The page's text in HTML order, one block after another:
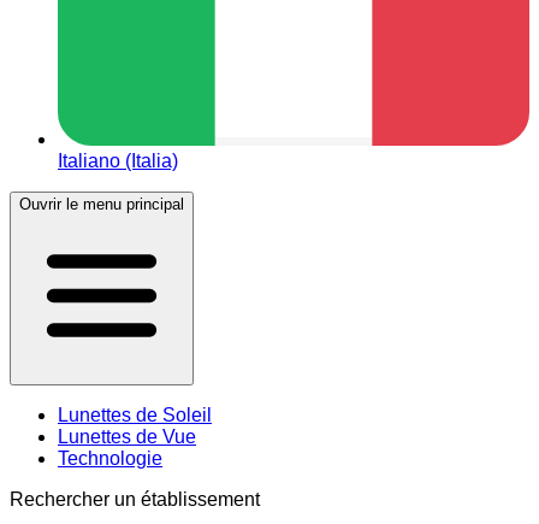
Italiano (Italia)
Ouvrir le menu principal
Lunettes de Soleil
Lunettes de Vue
Technologie
Rechercher un établissement